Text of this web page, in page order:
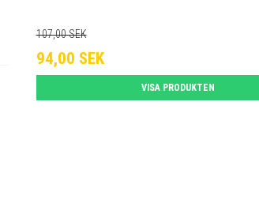
107,00 SEK
94,00 SEK
VISA PRODUKTEN